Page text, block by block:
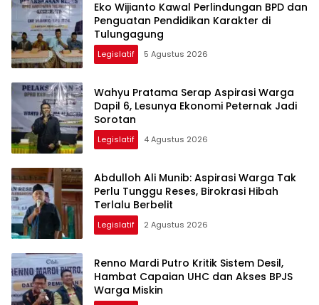
Eko Wijianto Kawal Perlindungan BPD dan
Penguatan Pendidikan Karakter di
Tulungagung
Legislatif 5 Agustus 2026
Wahyu Pratama Serap Aspirasi Warga
Dapil 6, Lesunya Ekonomi Peternak Jadi
Sorotan
Legislatif 4 Agustus 2026
Abdulloh Ali Munib: Aspirasi Warga Tak
Perlu Tunggu Reses, Birokrasi Hibah
Terlalu Berbelit
Legislatif 2 Agustus 2026
Renno Mardi Putro Kritik Sistem Desil,
Hambat Capaian UHC dan Akses BPJS
Warga Miskin